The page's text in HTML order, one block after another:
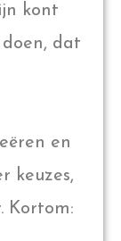
kont
dat
en
keuzes,
Kortom: